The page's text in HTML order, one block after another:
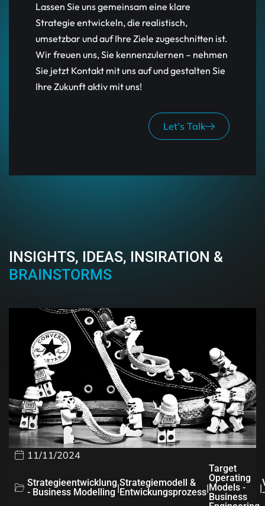
Lassen Sie uns gemeinsam eine klare
Strategie entwickeln, die realistisch,
umsetzbar und auf Ihre Ziele zugeschnitten ist.
Wir freuen uns, Sie kennenzulernen – nehmen
Sie jetzt Kontakt mit uns auf und gestalten Sie
Ihre Zukunft aktiv mit uns!
Let’s Talk
INSIGHTS, IDEAS, INSIRATION &
BRAINSTORMS
11/11/2024
Strategieentwicklung
- Business Modelling |Strategiemodell &
Entwickungsprozess|
Target
Operating
Models -
Business
|